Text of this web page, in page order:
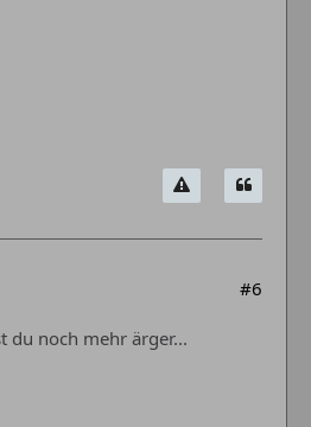
#6
du noch mehr ärger...